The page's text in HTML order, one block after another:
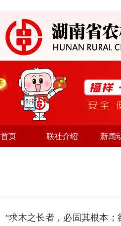
首页 联社介绍 新闻
“求木之长者，必固其根本